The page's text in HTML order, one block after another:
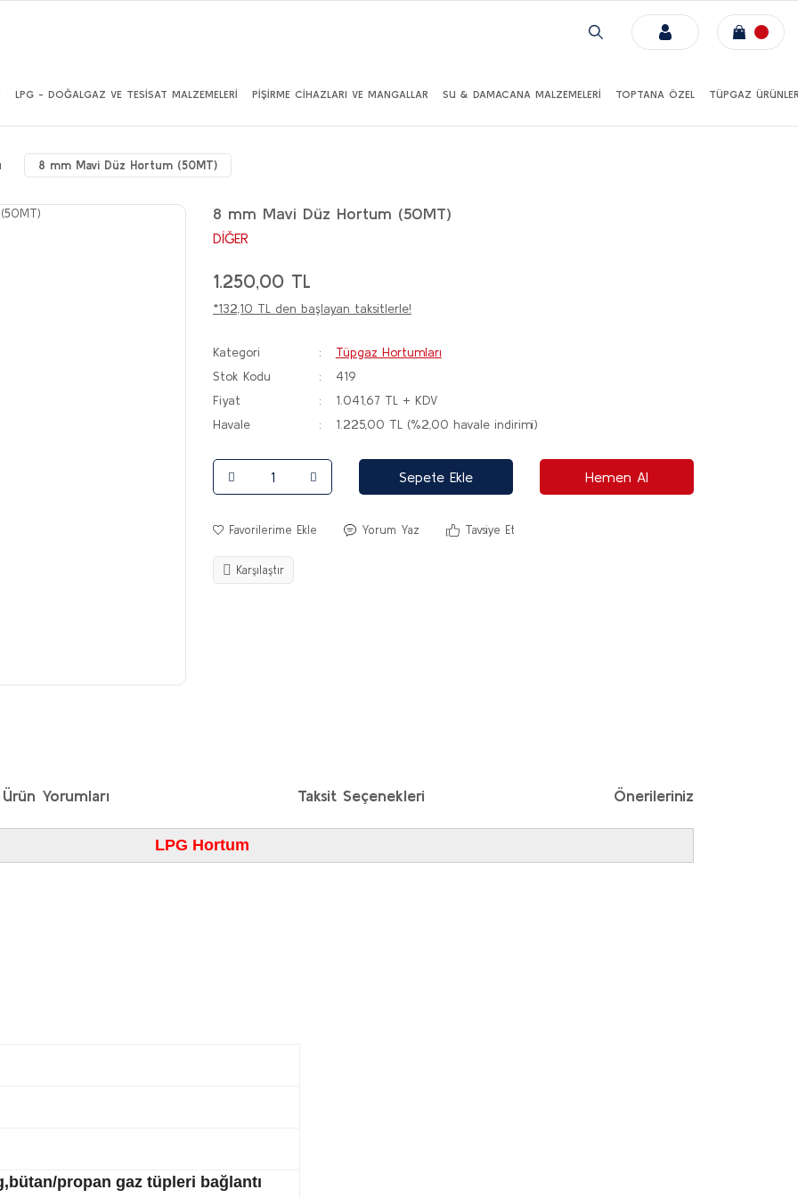
LPG - DOĞALGAZ VE TESİSAT MALZEMELERİ PİŞİRME CİHAZLARI VE MANGALLAR SU & DAMACANA MALZEMELERİ TOPTANA ÖZEL TÜPGAZ
8 mm Mavi Düz Hortum (50MT)
8 mm Mavi Düz Hortum (50MT)
DİĞER
1.250,00 TL
*132,10 TL den başlayan taksitlerle!
Kategori
Tüpgaz Hortumları
Stok Kodu
419
Fiyat
1.041,67 TL + KDV
Havale
1.225,00 TL (%2,00 havale indirimi)
Sepete Ekle Hemen Al
Yorum Yaz Tavsiye Et
Karşılaştır
Ürün Yorumları Taksit Seçenekleri Önerileriniz
LPG Hortum
propan gaz tüpleri bağlantı